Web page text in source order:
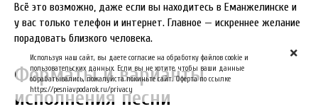
Всё это возможно, даже если вы находитесь в Еманжелинске и
у вас только телефон и интернет. Главное — искреннее желание
порадовать близкого человека.
Форматы и варианты
исполнения песни
Используя наш сайт, вы даете согласие на обработку файлов cookie и
пользовательских данных. Если вы не хотите, чтобы ваши данные
обрабатывались, пожалуйста покиньте сайт. Оферта по ссылке
https://pesniavpodarok.ru/privacy